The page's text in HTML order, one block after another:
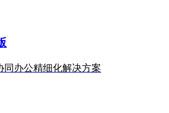
同办公精细化解决方案